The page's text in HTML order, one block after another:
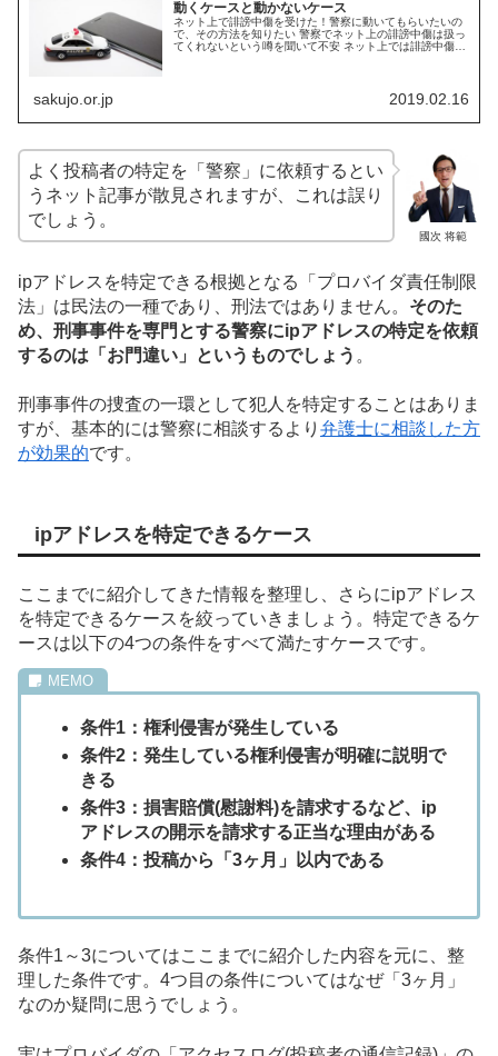
動くケースと動かないケース
ネット上で誹謗中傷を受けた！警察に動いてもらいたいの
で、その方法を知りたい 警察でネット上の誹謗中傷は扱っ
てくれないという噂を聞いて不安 ネット上では誹謗中傷で
sakujo.or.jp 2019.02.16
國次 将範
よく投稿者の特定を「警察」に依頼するとい
うネット記事が散見されますが、これは誤り
でしょう。
ipアドレスを特定できる根拠となる「プロバイダ責任制限
法」は民法の一種であり、刑法ではありません。 そのた
め、刑事事件を専門とする警察にipアドレスの特定を依頼
するのは「お門違い」というものでしょう 。
刑事事件の捜査の一環として犯人を特定することはありま
すが、基本的には警察に相談するより 弁護士に相談した方
が効果的です。
ipアドレスを特定できるケース
ここまでに紹介してきた情報を整理し、さらにipアドレス
を特定できるケースを絞っていきましょう。特定できるケ
ースは以下の4つの条件をすべて満たすケースです。
条件1：権利侵害が発生している
条件2：発生している権利侵害が明確に説明で
きる
条件3：損害賠償(慰謝料)を請求するなど、ip
アドレスの開示を請求する正当な理由がある
条件4：投稿から「3ヶ月」以内である
条件1～3についてはここまでに紹介した内容を元に、整
理した条件です。4つ目の条件についてはなぜ「3ヶ月」
なのか疑問に思うでしょう。